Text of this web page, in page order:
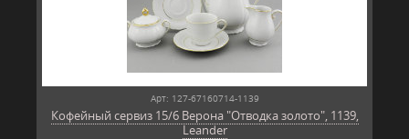
Арт: 127-67160714-1139
Кофейный сервиз 15/6 Верона "Отводка золото", 1139,
Leander